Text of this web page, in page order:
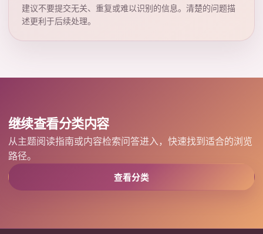
建议不要提交无关、重复或难以识别的信息。清楚的问题描
述更利于后续处理。
继续查看分类内容
从主题阅读指南或内容检索问答进入，快速找到适合的浏览
路径。
查看分类